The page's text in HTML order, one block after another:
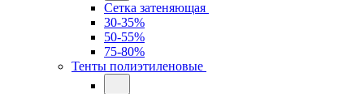
Сетка затеняющая
30-35%
50-55%
75-80%
Тенты полиэтиленовые